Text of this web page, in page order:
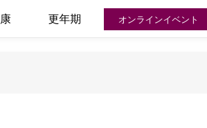
更年期 オンラインイベント